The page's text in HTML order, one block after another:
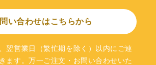
い合わせはこちらから
翌営業日（繁忙期を除く）以内にご連
ます。万一ご注文・お問い合わせいた